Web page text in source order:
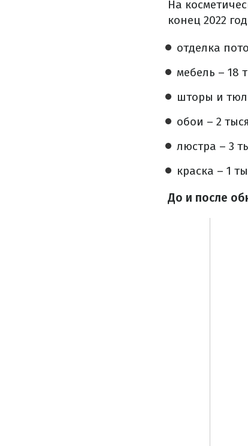
На
конец 2022
отделка
мебель – 18
шторы и
обои – 2
люстра – 3
краска – 1
До и после